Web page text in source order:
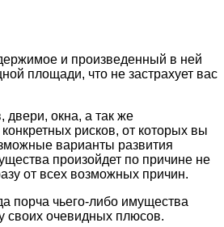
и произведенный в ней
площади, что не застрахует вас
двери, окна, а так же
рисков, от которых вы
варианты развития
произойдет по причине не
от всех возможных причин.
порча чьего-либо имущества
своих очевидных плюсов.